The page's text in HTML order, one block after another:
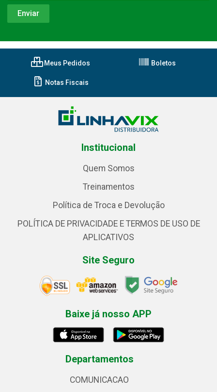
Meus Pedidos Boletos
Notas Fiscais
Institucional
Quem Somos
Treinamentos
Política de Troca e Devolução
POLÍTICA DE PRIVACIDADE E TERMOS DE USO DE
APLICATIVOS
Site Seguro
Baixe já nosso APP
Departamentos
COMUNICACAO